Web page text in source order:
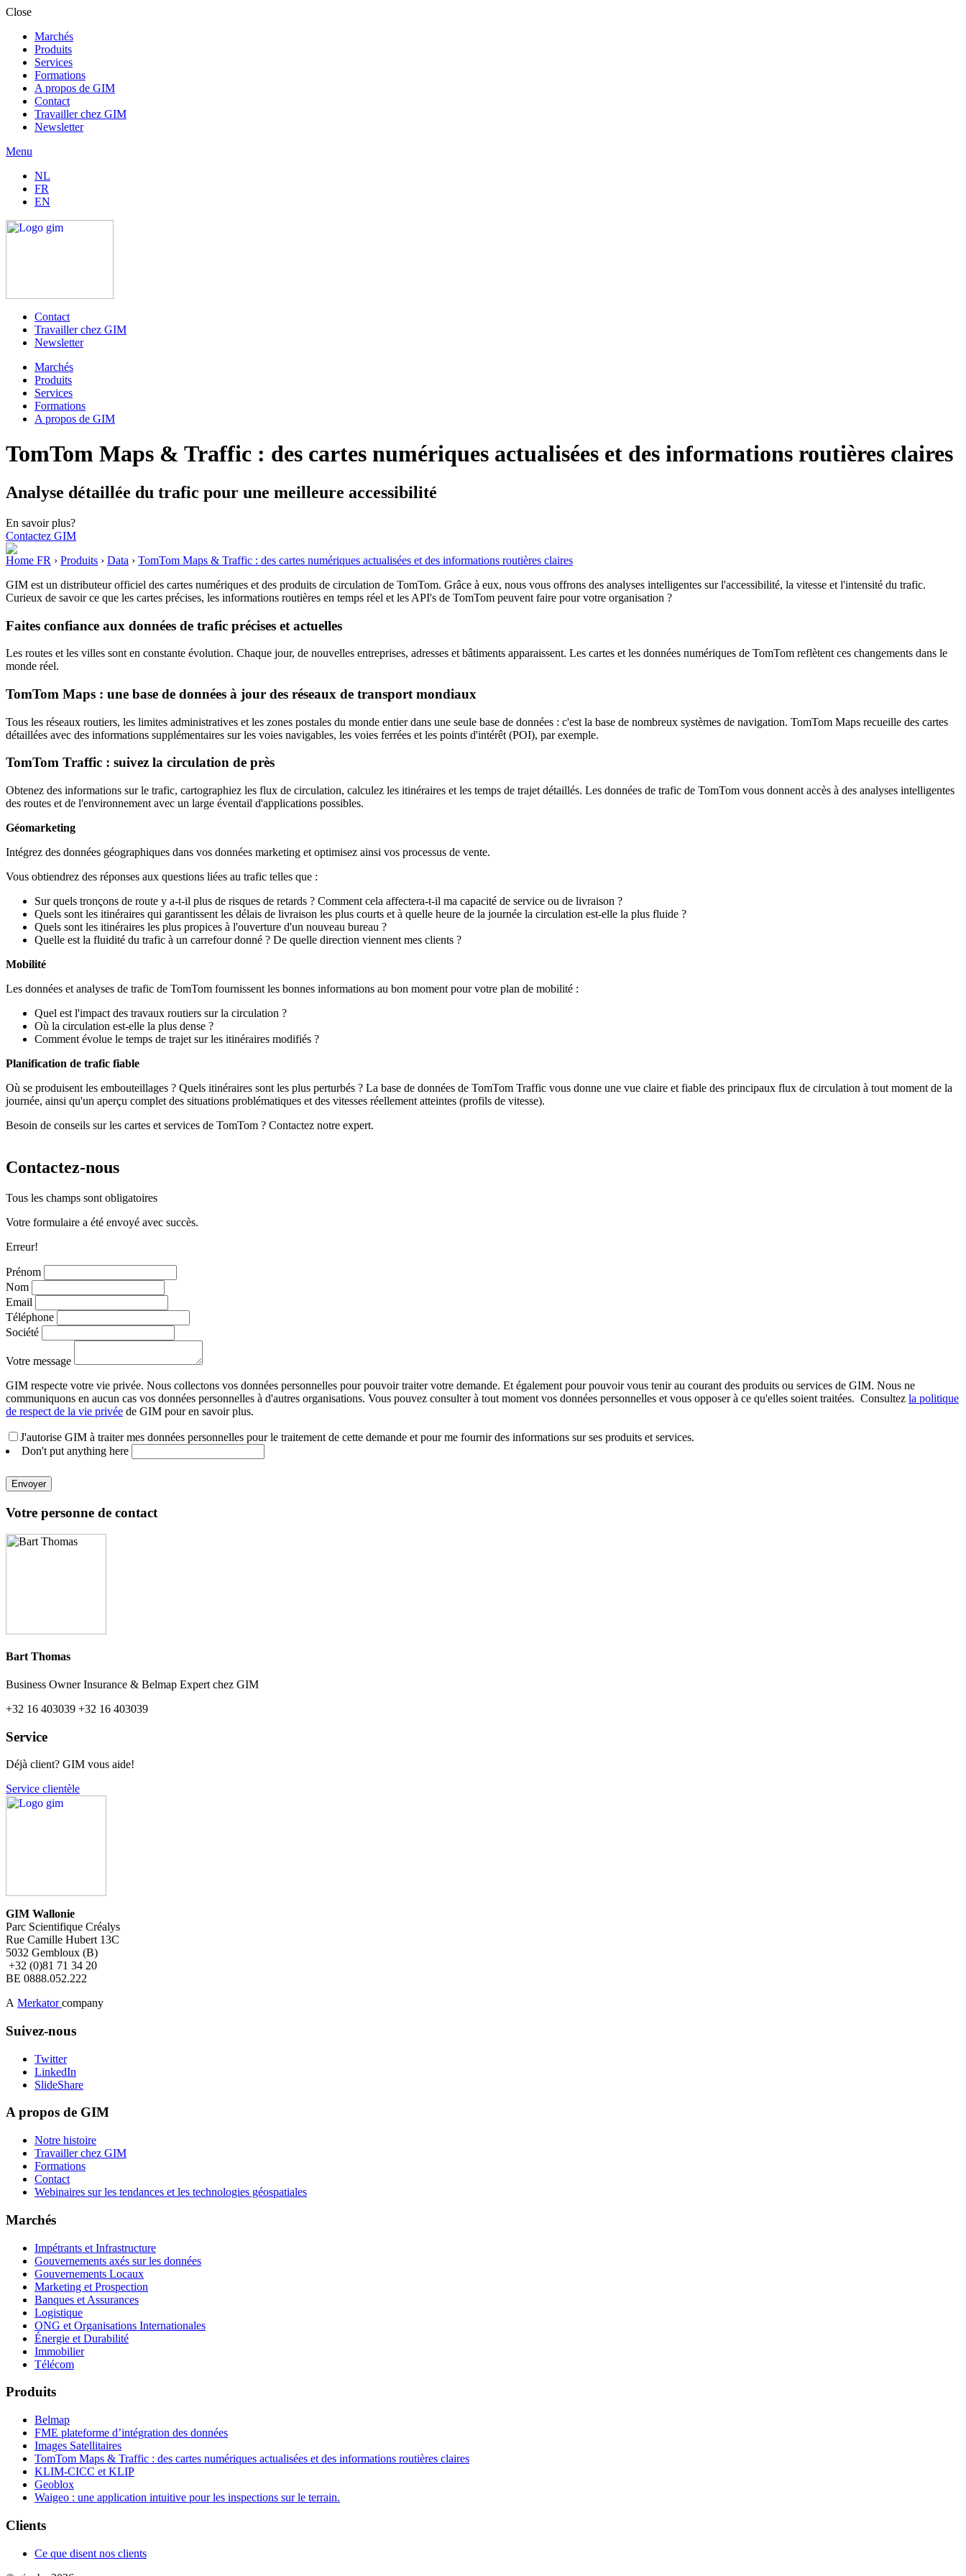
Close
Marchés
Produits
Services
Formations
A propos de GIM
Contact
Travailler chez GIM
Newsletter
Menu
NL
FR
EN
Contact
Travailler chez GIM
Newsletter
Marchés
Produits
Services
Formations
A propos de GIM
TomTom Maps & Traffic : des cartes numériques actualisées et des informations routières claires
Analyse détaillée du trafic pour une meilleure accessibilité
En savoir plus?
Contactez GIM
Home FR › Produits › Data › TomTom Maps & Traffic : des cartes numériques actualisées et des informations routières claires
GIM est un distributeur officiel des cartes numériques et des produits de circulation de TomTom. Grâce à eux, nous vous offrons des analyses intelligentes sur l'accessibilité, la vitesse et l'intensité du trafic.
Curieux de savoir ce que les cartes précises, les informations routières en temps réel et les API's de TomTom peuvent faire pour votre organisation ?
Faites confiance aux données de trafic précises et actuelles
Les routes et les villes sont en constante évolution. Chaque jour, de nouvelles entreprises, adresses et bâtiments apparaissent. Les cartes et les données numériques de TomTom reflètent ces changements dans le
monde réel.
TomTom Maps : une base de données à jour des réseaux de transport mondiaux
Tous les réseaux routiers, les limites administratives et les zones postales du monde entier dans une seule base de données : c'est la base de nombreux systèmes de navigation. TomTom Maps recueille des cartes
détaillées avec des informations supplémentaires sur les voies navigables, les voies ferrées et les points d'intérêt (POI), par exemple.
TomTom Traffic : suivez la circulation de près
Obtenez des informations sur le trafic, cartographiez les flux de circulation, calculez les itinéraires et les temps de trajet détaillés. Les données de trafic de TomTom vous donnent accès à des analyses intelligentes
des routes et de l'environnement avec un large éventail d'applications possibles.
Géomarketing
Intégrez des données géographiques dans vos données marketing et optimisez ainsi vos processus de vente.
Vous obtiendrez des réponses aux questions liées au trafic telles que :
Sur quels tronçons de route y a-t-il plus de risques de retards ? Comment cela affectera-t-il ma capacité de service ou de livraison ?
Quels sont les itinéraires qui garantissent les délais de livraison les plus courts et à quelle heure de la journée la circulation est-elle la plus fluide ?
Quels sont les itinéraires les plus propices à l'ouverture d'un nouveau bureau ?
Quelle est la fluidité du trafic à un carrefour donné ? De quelle direction viennent mes clients ?
Mobilité
Les données et analyses de trafic de TomTom fournissent les bonnes informations au bon moment pour votre plan de mobilité :
Quel est l'impact des travaux routiers sur la circulation ?
Où la circulation est-elle la plus dense ?
Comment évolue le temps de trajet sur les itinéraires modifiés ?
Planification de trafic fiable
Où se produisent les embouteillages ? Quels itinéraires sont les plus perturbés ? La base de données de TomTom Traffic vous donne une vue claire et fiable des principaux flux de circulation à tout moment de la
journée, ainsi qu'un aperçu complet des situations problématiques et des vitesses réellement atteintes (profils de vitesse).
Besoin de conseils sur les cartes et services de TomTom ? Contactez notre expert.
Contactez-nous
Tous les champs sont obligatoires
Votre formulaire a été envoyé avec succès.
Erreur!
Prénom
Nom
Email
Téléphone
Société
Votre message
GIM respecte votre vie privée. Nous collectons vos données personnelles pour pouvoir traiter votre demande. Et également pour pouvoir vous tenir au courant des produits ou services de GIM. Nous ne
communiquons en aucun cas vos données personnelles à d'autres organisations. Vous pouvez consulter à tout moment vos données personnelles et vous opposer à ce qu'elles soient traitées. Consultez la politique
de respect de la vie privée de GIM pour en savoir plus.
J'autorise GIM à traiter mes données personnelles pour le traitement de cette demande et pour me fournir des informations sur ses produits et services.
Don't put anything here
Envoyer
Votre personne de contact
Bart Thomas
Business Owner Insurance & Belmap Expert chez GIM
+32 16 403039 +32 16 403039
Service
Déjà client? GIM vous aide!
Service clientèle
GIM Wallonie
Parc Scientifique Créalys
Rue Camille Hubert 13C
5032 Gembloux (B)
+32 (0)81 71 34 20
​BE 0888.052.222
A Merkatorcompany
Suivez-nous
Twitter
LinkedIn
SlideShare
A propos de GIM
Notre histoire
Travailler chez GIM
Formations
Contact
Webinaires sur les tendances et les technologies géospatiales
Marchés
Impétrants et Infrastructure
Gouvernements axés sur les données
Gouvernements Locaux
Marketing et Prospection
Banques et Assurances
Logistique
ONG et Organisations Internationales
Énergie et Durabilité
Immobilier
Télécom
Produits
Belmap
FME plateforme d’intégration des données
Images Satellitaires
TomTom Maps & Traffic : des cartes numériques actualisées et des informations routières claires
KLIM-CICC et KLIP
Geoblox
Waigeo : une application intuitive pour les inspections sur le terrain.
Clients
Ce que disent nos clients